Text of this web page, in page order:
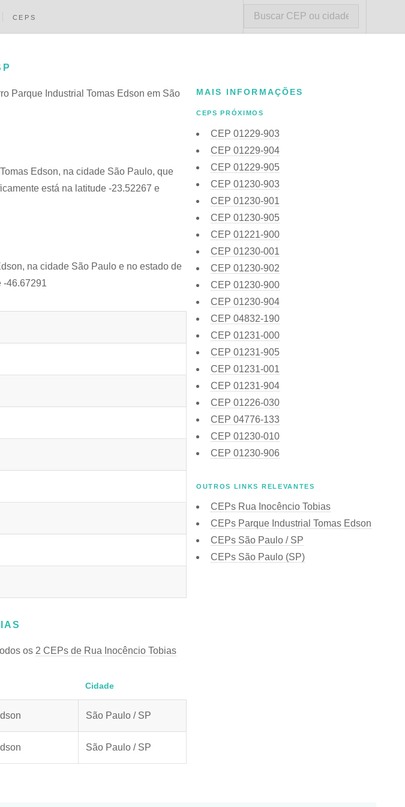
CEPS
Parque Industrial Tomas Edson em São
Edson, na cidade São Paulo, que
está na latitude -23.52267 e
na cidade São Paulo e no estado de
-46.67291
os 2 CEPs de Rua Inocêncio Tobias
Cidade
São Paulo / SP
São Paulo / SP
MAIS INFORMAÇÕES
CEPS PRÓXIMOS
CEP 01229-903
CEP 01229-904
CEP 01229-905
CEP 01230-903
CEP 01230-901
CEP 01230-905
CEP 01221-900
CEP 01230-001
CEP 01230-902
CEP 01230-900
CEP 01230-904
CEP 04832-190
CEP 01231-000
CEP 01231-905
CEP 01231-001
CEP 01231-904
CEP 01226-030
CEP 04776-133
CEP 01230-010
CEP 01230-906
OUTROS LINKS RELEVANTES
CEPs Rua Inocêncio Tobias
CEPs Parque Industrial Tomas Edson
CEPs São Paulo / SP
CEPs São Paulo (SP)